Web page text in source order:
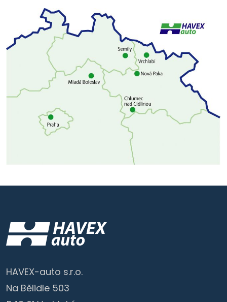
HAVEX-auto s.r.o.
Na Bělidle 503